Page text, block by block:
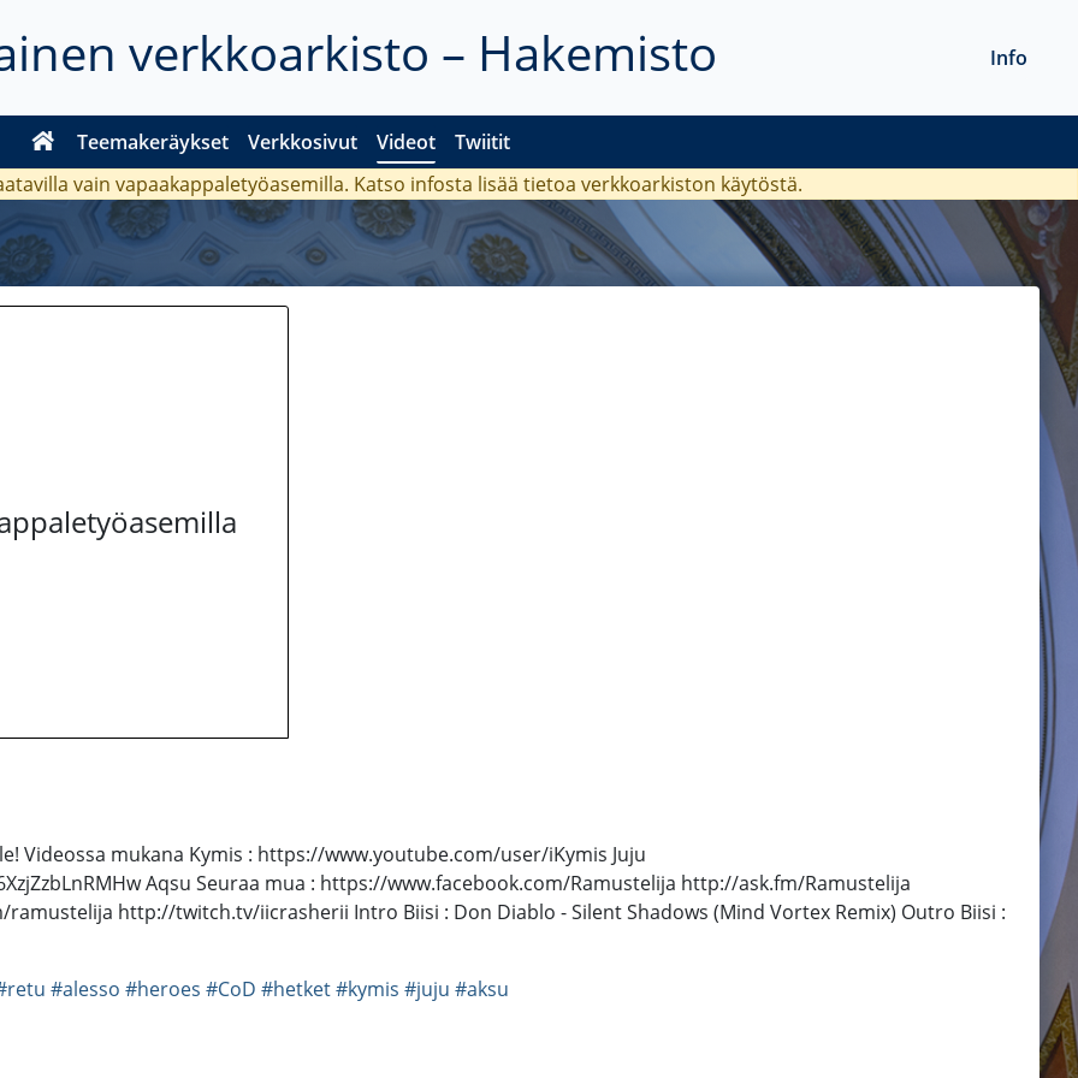
verkkoarkisto – Hakemisto
Teemakeräykset Verkkosivut Videot Twiitit
Info
vain vapaakappaletyöasemilla. Katso infosta lisää tietoa verkkoarkiston käytöstä.
Videossa mukana Kymis : https://www.youtube.com/user/iKymis Juju
Aqsu Seuraa mua : https://www.facebook.com/Ramustelija http://ask.fm/Ramustelija
http://twitch.tv/iicrasherii Intro Biisi : Don Diablo - Silent Shadows (Mind Vortex Remix) Outro Biisi :
#alesso #heroes #CoD #hetket#kymis #juju #aksu